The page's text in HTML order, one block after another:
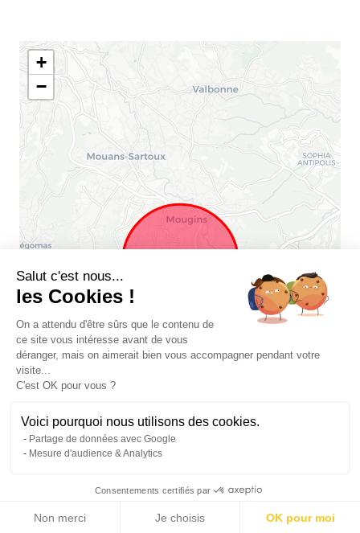
+
−
Salut c'est nous...
les Cookies !
On a attendu d'être sûrs que le contenu de
ce site vous intéresse avant de vous
déranger, mais on aimerait bien vous accompagner pendant votre
visite...
C'est OK pour vous ?
Voici pourquoi nous utilisons des cookies.
Partage de données avec Google
Mesure d'audience & Analytics
Consentements certifiés par
Non merci Je choisis OK pour moi